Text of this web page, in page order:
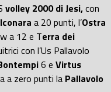
volley 2000 di Jesi,con
a 20 punti, l’Ostra
a 12 e Terra dei
con l’Us Pallavolo
6 e Virtus
a zero punti la Pallavolo